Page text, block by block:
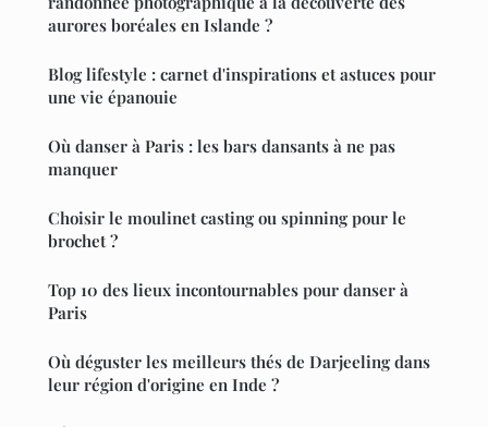
aurores boréales en Islande ?
Blog lifestyle : carnet d'inspirations et astuces pour
une vie épanouie
Où danser à Paris : les bars dansants à ne pas
manquer
Choisir le moulinet casting ou spinning pour le
brochet ?
Top 10 des lieux incontournables pour danser à
Paris
Où déguster les meilleurs thés de Darjeeling dans
leur région d'origine en Inde ?